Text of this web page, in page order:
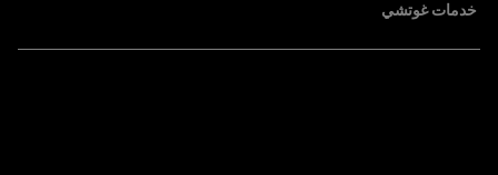
خدمات غوتشي